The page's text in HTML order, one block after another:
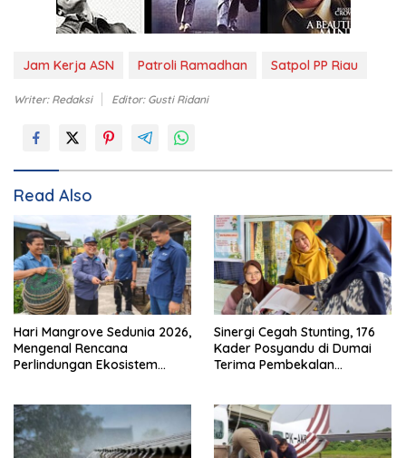
Jam Kerja ASN Patroli Ramadhan Satpol PP Riau
Writer: Redaksi Editor: Gusti Ridani
Read Also
Hari Mangrove Sedunia 2026,
Mengenal Rencana
Perlindungan Ekosistem
Sinergi Cegah Stunting, 176
Kader Posyandu di Dumai
Terima Pembekalan